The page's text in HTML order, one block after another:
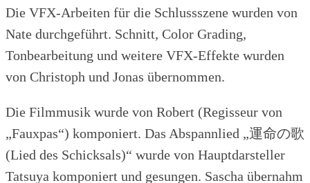
Die VFX-Arbeiten für die Schlussszene wurden von
Nate durchgeführt. Schnitt, Color Grading,
Tonbearbeitung und weitere VFX-Effekte wurden
von Christoph und Jonas übernommen.
Die Filmmusik wurde von Robert (Regisseur von
„Fauxpas“) komponiert. Das Abspannlied „運命の歌
(Lied des Schicksals)“ wurde von Hauptdarsteller
Tatsuya komponiert und gesungen. Sascha übernahm